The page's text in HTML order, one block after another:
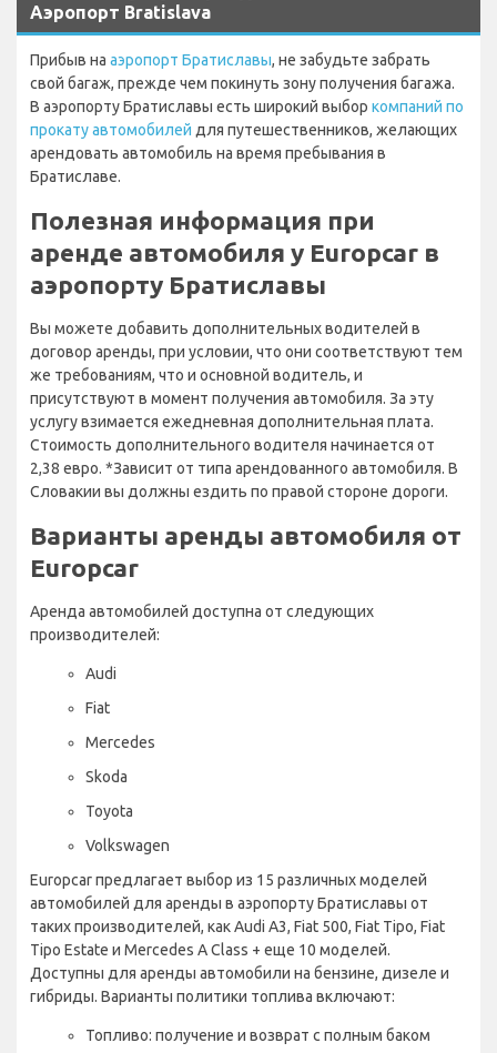
Аэропорт Bratislava
Прибыв на аэропорт Братиславы, не забудьте забрать
свой багаж, прежде чем покинуть зону получения багажа.
В аэропорту Братиславы есть широкий выбор компаний по
прокату автомобилей для путешественников, желающих
арендовать автомобиль на время пребывания в
Братиславе.
Полезная информация при
аренде автомобиля у Europcar в
аэропорту Братиславы
Вы можете добавить дополнительных водителей в
договор аренды, при условии, что они соответствуют тем
же требованиям, что и основной водитель, и
присутствуют в момент получения автомобиля. За эту
услугу взимается ежедневная дополнительная плата.
Стоимость дополнительного водителя начинается от
2,38 евро. *Зависит от типа арендованного автомобиля. В
Словакии вы должны ездить по правой стороне дороги.
Варианты аренды автомобиля от
Europcar
Аренда автомобилей доступна от следующих
производителей:
Audi
Fiat
Mercedes
Skoda
Toyota
Volkswagen
Europcar предлагает выбор из 15 различных моделей
автомобилей для аренды в аэропорту Братиславы от
таких производителей, как Audi A3, Fiat 500, Fiat Tipo, Fiat
Tipo Estate и Mercedes A Class + еще 10 моделей.
Доступны для аренды автомобили на бензине, дизеле и
гибриды. Варианты политики топлива включают:
Топливо: получение и возврат с полным баком